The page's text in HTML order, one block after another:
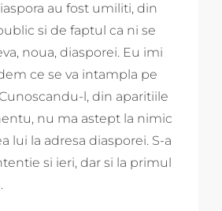
au fost umiliti, din
si de faptul ca ni se
noua, diasporei. Eu imi
ce se va intampla pe
l, din aparitiile
nu ma astept la nimic
lui la adresa diasporei. S-a
si ieri, dar si la primul